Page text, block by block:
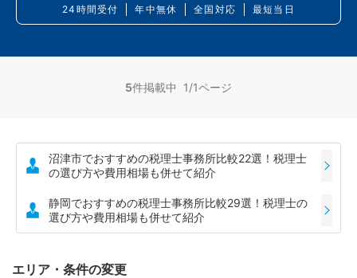
24時間受付 年中無休 全国対応 最短当日
5件掲載中 1/1ページ
沼津市でおすすめの税理士事務所比較22選！税理士
の選び方や費用相場も併せて紹介
静岡でおすすめの税理士事務所比較29選！税理士の
選び方や費用相場も併せて紹介
エリア・条件の変更